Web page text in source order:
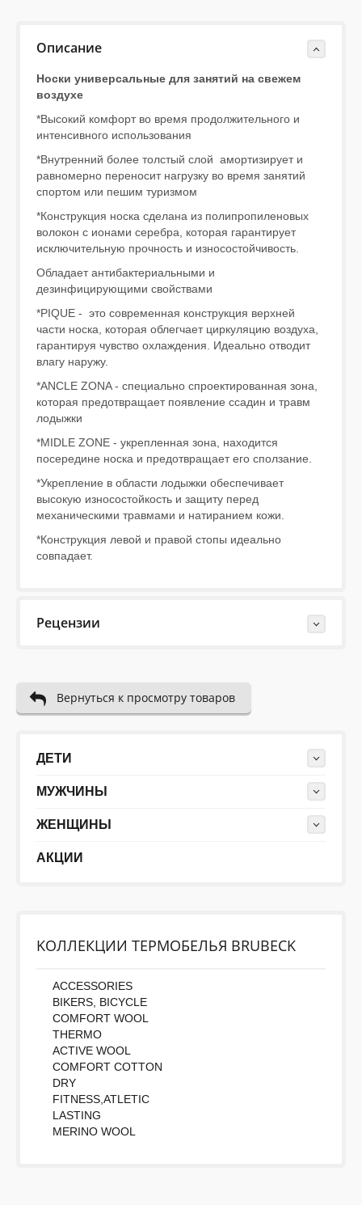
Описание
Носки универсальные для занятий на свежем
воздухе
*Высокий комфорт во время продолжительного и
интенсивного использования
*Внутренний более толстый слой амортизирует и
равномерно переносит нагрузку во время занятий
спортом или пешим туризмом
*Конструкция носка сделана из полипропиленовых
волокон с ионами серебра, которая гарантирует
исключительную прочность и износостойчивость.
Обладает антибактериальными и
дезинфицирующими свойствами
*PIQUE - это современная конструкция верхней
части носка, которая облегчает циркуляцию воздуха,
гарантируя чувство охлаждения. Идеально отводит
влагу наружу.
*ANCLE ZONA - специально спроектированная зона,
которая предотвращает появление ссадин и травм
лодыжки
*MIDLE ZONE - укрепленная зона, находится
посередине носка и предотвращает его сползание.
*Укрепление в области лодыжки обеспечивает
высокую износостойкость и защиту перед
механическими травмами и натиранием кожи.
*Конструкция левой и правой стопы идеально
совпадает.
Рецензии
21.09.2020
натирают ноги
Пожалуйста напишите (краткую) рецензию....(мин. 10,
макс. 2000 знаков)
Rating:
Набранные символы:
Вернуться к просмотру товаров
ДЕТИ
МУЖЧИНЫ
ЖЕНЩИНЫ
АКЦИИ
KОЛЛЕКЦИИ ТЕРМОБЕЛЬЯ BRUBECK
ACCESSORIES
BIKERS, BICYCLE
COMFORT WOOL
THERMO
ACTIVE WOOL
COMFORT COTTON
DRY
FITNESS,ATLETIC
LASTING
MERINO WOOL